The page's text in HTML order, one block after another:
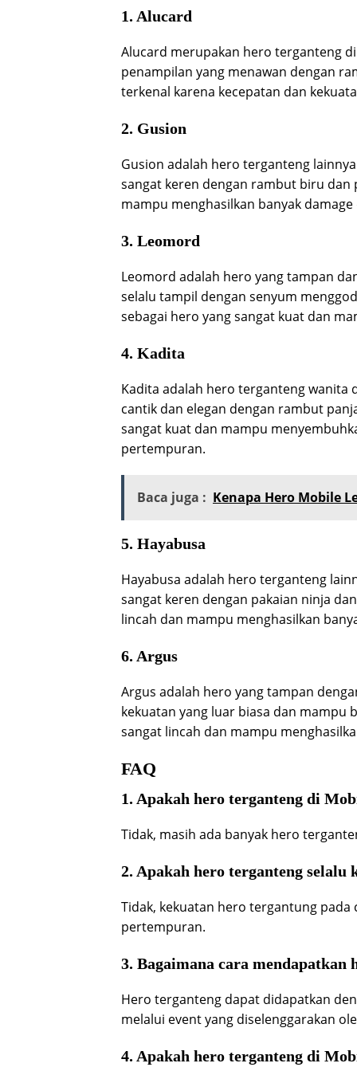
1. Alucard
Alucard merupakan hero terganteng
penampilan yang menawan dengan
terkenal karena kecepatan dan
2. Gusion
Gusion adalah hero terganteng
sangat keren dengan rambut biru dan
mampu menghasilkan banyak
3. Leomord
Leomord adalah hero yang tampan
selalu tampil dengan senyum
sebagai hero yang sangat kuat dan
4. Kadita
Kadita adalah hero terganteng wanita
cantik dan elegan dengan rambut
sangat kuat dan mampu
pertempuran.
Baca juga : Kenapa Hero Mobile
5. Hayabusa
Hayabusa adalah hero terganteng
sangat keren dengan pakaian ninja
lincah dan mampu menghasilkan
6. Argus
Argus adalah hero yang tampan
kekuatan yang luar biasa dan mampu
sangat lincah dan mampu
FAQ
1. Apakah hero terganteng di
Tidak, masih ada banyak hero
2. Apakah hero terganteng
Tidak, kekuatan hero tergantung
pertempuran.
3. Bagaimana cara mendapatkan
Hero terganteng dapat didapatkan
melalui event yang diselenggarakan
4. Apakah hero terganteng di